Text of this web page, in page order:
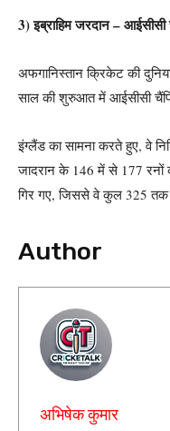
3) इब्राहिम जरदान – आईसीसी
अफगानिस्तान क्रिकेट की
साल की शुरुआत में आईसीसी
इंग्लैंड का सामना करते हुए, वे
जादरान के 146 में से 177 रनों
गिर गए, जिससे वे कुल 325 तक
Author
अभिषेक कुमार